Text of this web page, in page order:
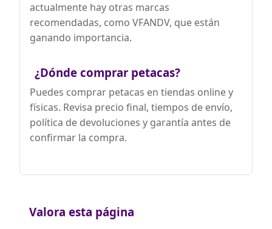
actualmente hay otras marcas
recomendadas, como VFANDV, que están
ganando importancia.
¿Dónde comprar petacas?
Puedes comprar petacas en tiendas online y
físicas. Revisa precio final, tiempos de envío,
política de devoluciones y garantía antes de
confirmar la compra.
Valora esta página